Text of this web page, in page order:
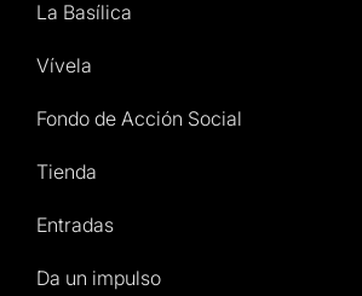
La Basílica
Vívela
Fondo de Acción Social
Tienda
Entradas
Da un impulso